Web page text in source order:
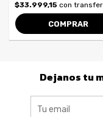
$33.999,15 con
COMPRAR
Dejanos tu